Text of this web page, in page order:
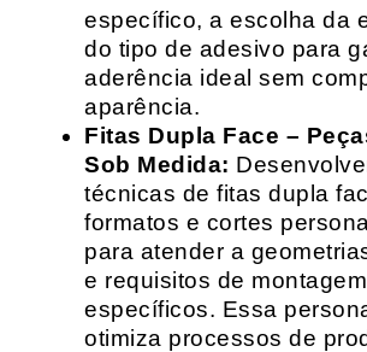
específico, a escolha da
do tipo de adesivo para
aderência ideal sem
aparência.
Fitas Dupla Face –
Sob Medida:
técnicas de fitas dupla
formatos e cortes
para atender a
e requisitos de montagem
específicos. Essa
otimiza processos de